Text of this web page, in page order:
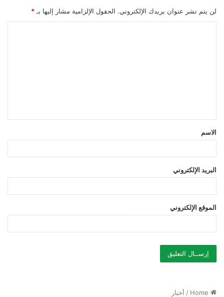
لن يتم نشر عنوان بريدك الإلكتروني. الحقول الإلزامية مشار إليها بـ *
ق
*
الاسم
البريد الإلكتروني
الموقع الإلكتروني